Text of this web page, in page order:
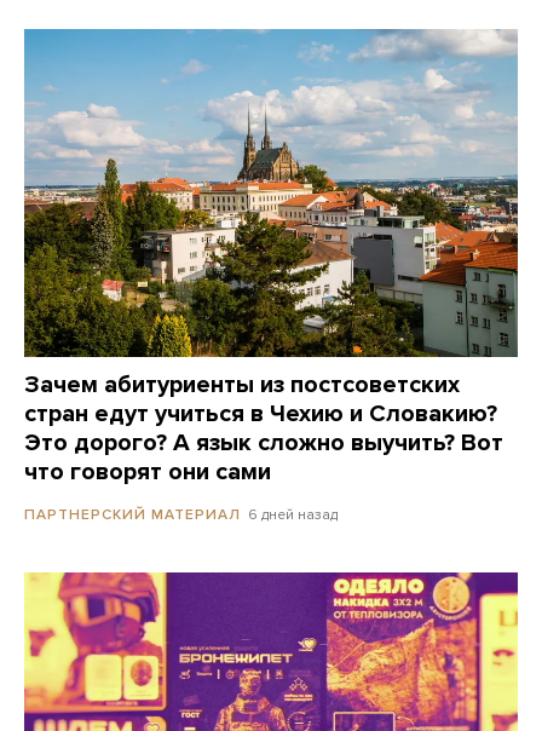
Зачем абитуриенты из постсоветских
стран едут учиться в Чехию и Словакию?
Это дорого? А язык сложно выучить? Вот
что говорят они сами
ПАРТНЕРСКИЙ МАТЕРИАЛ 6 дней назад